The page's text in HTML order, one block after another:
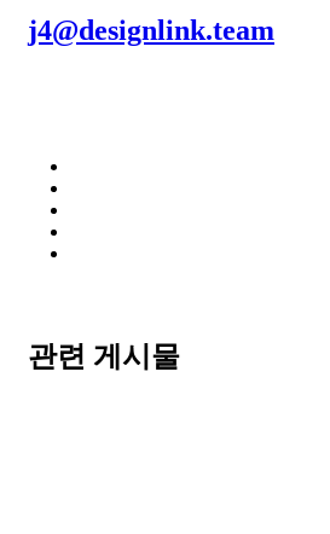
j4@designlink.team
관련 게시물